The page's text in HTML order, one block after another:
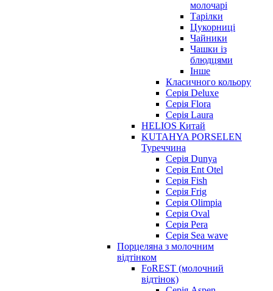
молочарі
Тарілки
Цукорниці
Чайники
Чашки із
блюдцями
Інше
Класичного кольору
Серія Deluxe
Серія Flora
Серія Laura
HELIOS Китай
KUTAHYA PORSELEN
Туреччина
Серія Dunya
Серія Ent Otel
Серія Fish
Серія Frig
Серія Olimpia
Серія Oval
Серія Pera
Серія Sea wave
Порцеляна з молочним
відтінком
FoREST (молочний
відтінок)